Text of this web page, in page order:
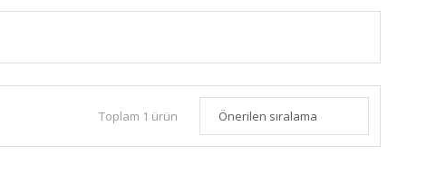
Toplam 1 ürün